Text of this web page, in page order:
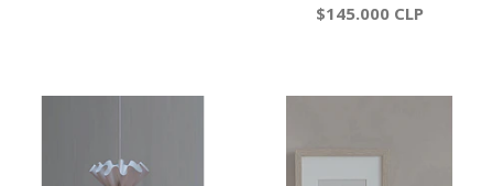
$145.000 CLP